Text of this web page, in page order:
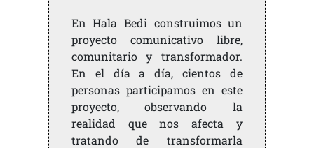
En Hala Bedi construimos un
proyecto comunicativo libre,
comunitario y transformador.
En el día a día, cientos de
personas participamos en este
proyecto, observando la
realidad que nos afecta y
tratando de transformarla